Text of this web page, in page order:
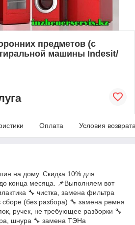
предметов (с
машины Indesit/
Оплата Условия
на дому. Скидка 10% для
конца месяца. 📌Выполняем вот
🔧 чистка, замена фильтра
(без разбора) 🔧 замена ремня
ручек, не требующее разборки 🔧
шнура 🔧 замена ТЭНа